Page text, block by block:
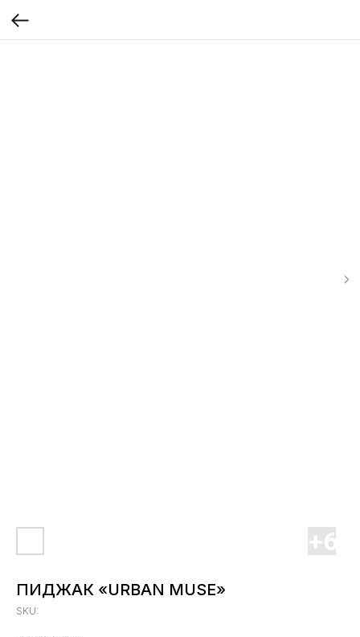
ПИДЖАК «URBAN MUSE»
SKU: